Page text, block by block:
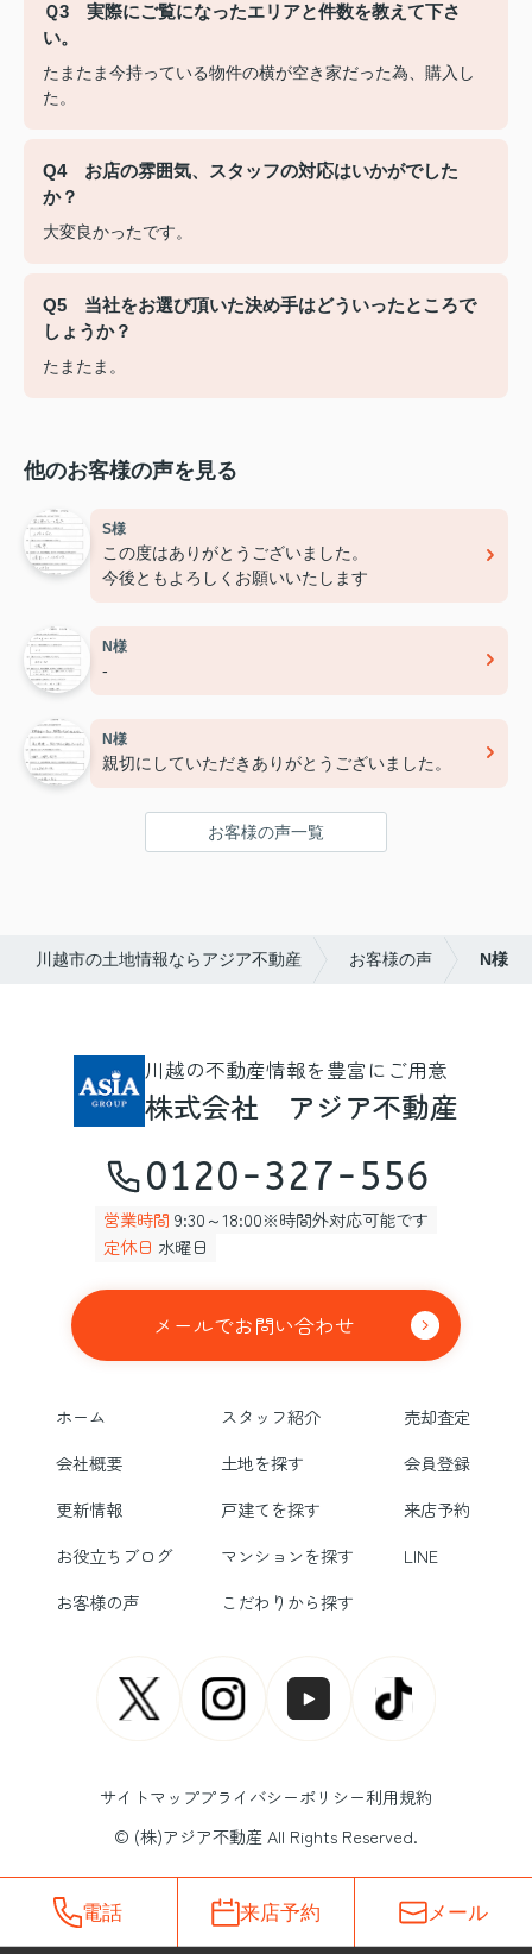
Ｑ3 実際にご覧になったエリアと件数を教えて下さ
い。
たまたま今持っている物件の横が空き家だった為、購入し
た。
Q4 お店の雰囲気、スタッフの対応はいかがでした
か？
大変良かったです。
Q5 当社をお選び頂いた決め手はどういったところで
しょうか？
たまたま。
他のお客様の声を見る
S様
この度はありがとうございました。
今後ともよろしくお願いいたします
N様
-
N様
親切にしていただきありがとうございました。
お客様の声一覧
川越市の土地情報ならアジア不動産 お客様の声 N様
川越の不動産情報を豊富にご用意
株式会社 アジア不動産
0120-327-556
営業時間 9:30～18:00※時間外対応可能です
定休日 水曜日
メールでお問い合わせ
ホーム スタッフ紹介
売却査定
会社概要
土地を探す
会員登録
更新情報
戸建てを探す
来店予約
お役立ちブログ
マンションを探す
LINE
お客様の声
こだわりから探す
サイトマッププライバシーポリシー利用規約
© (株)アジア不動産 All Rights Reserved.
電話 来店予約 メール